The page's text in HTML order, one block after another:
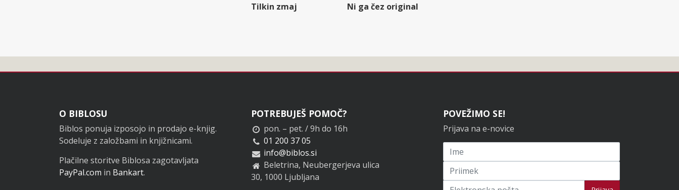
Tilkin zmaj Ni ga čez original
Noga
O BIBLOSU
Biblos ponuja izposojo in prodajo e-knjig.
Sodeluje z založbami in knjižnicami.
Plačilne storitve Biblosa zagotavljata
PayPal.com in Bankart.
POTREBUJEŠ POMOČ?
pon. – pet. / 9h do 16h
01 200 37 05
info@biblos.si
Beletrina, Neubergerjeva ulica
30, 1000 Ljubljana
POVEŽIMO SE!
Prijava na e-novice
Prijavi se na novice